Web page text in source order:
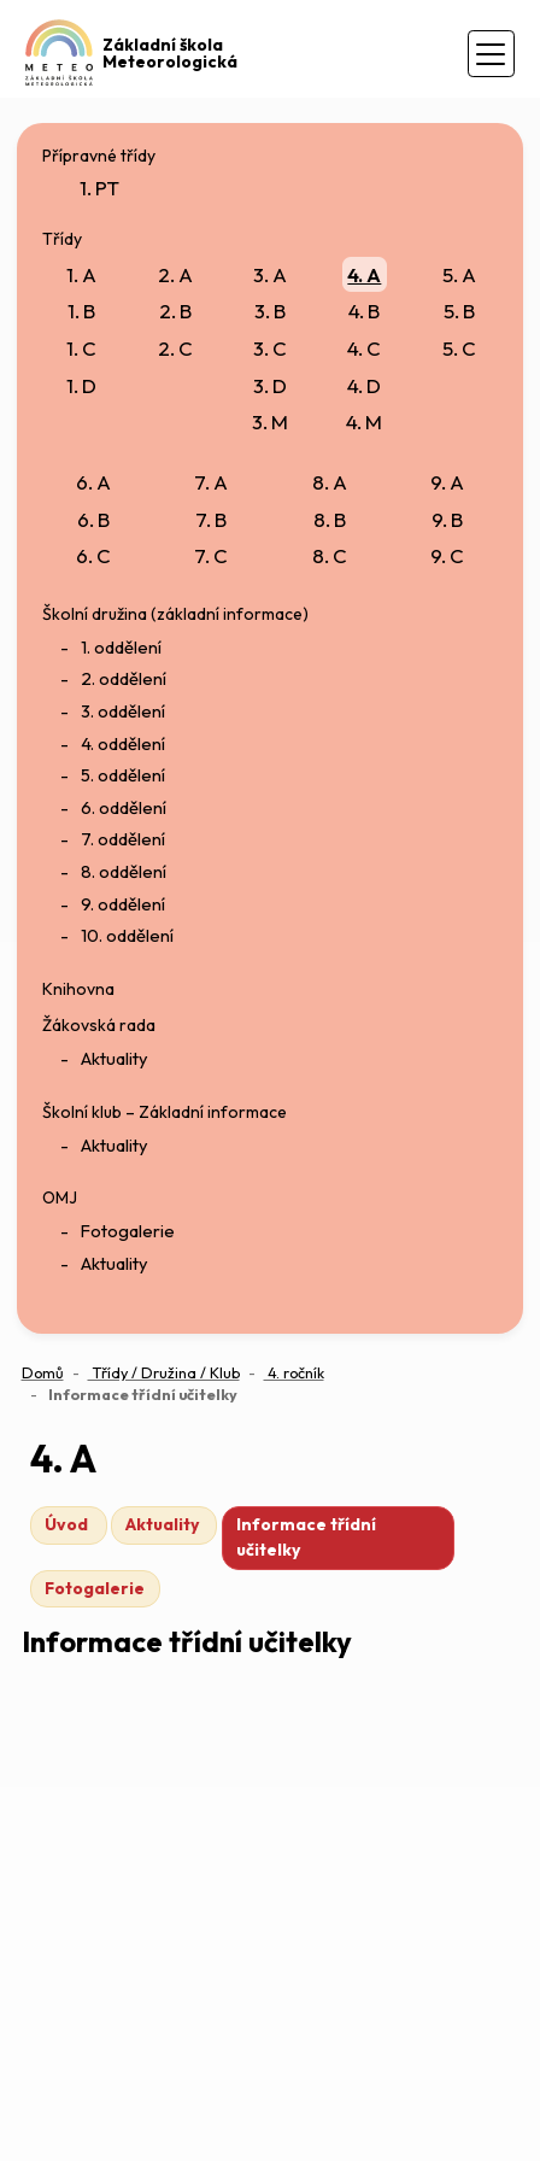
Základní škola
Meteorologická
Přípravné třídy
1. PT
Třídy
1. A
1. B
1. C
1. D
2. A
2. B
2. C
3. A
3. B
3. C
3. D
3. M
4. A
4. B
4. C
4. D
4. M
5. A
5. B
5. C
6. A
6. B
6. C
7. A
7. B
7. C
8. A
8. B
8. C
9. A
9. B
9. C
Školní družina (základní informace)
1. oddělení
2. oddělení
3. oddělení
4. oddělení
5. oddělení
6. oddělení
7. oddělení
8. oddělení
9. oddělení
10. oddělení
Knihovna
Žákovská rada
Aktuality
Školní klub – Základní informace
Aktuality
OMJ
Fotogalerie
Aktuality
Domů Třídy / Družina / Klub
4. ročník
Informace třídní učitelky(aktuální)
4. A
Úvod Aktuality
Informace třídní
učitelky
Fotogalerie
Informace třídní učitelky